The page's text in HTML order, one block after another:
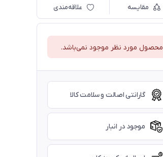
مقایسه علاقه‌مندی
محصول مورد نظر موجود نمی‌باشد.
گارانتی اصالت و سلامت کالا
موجود در انبار